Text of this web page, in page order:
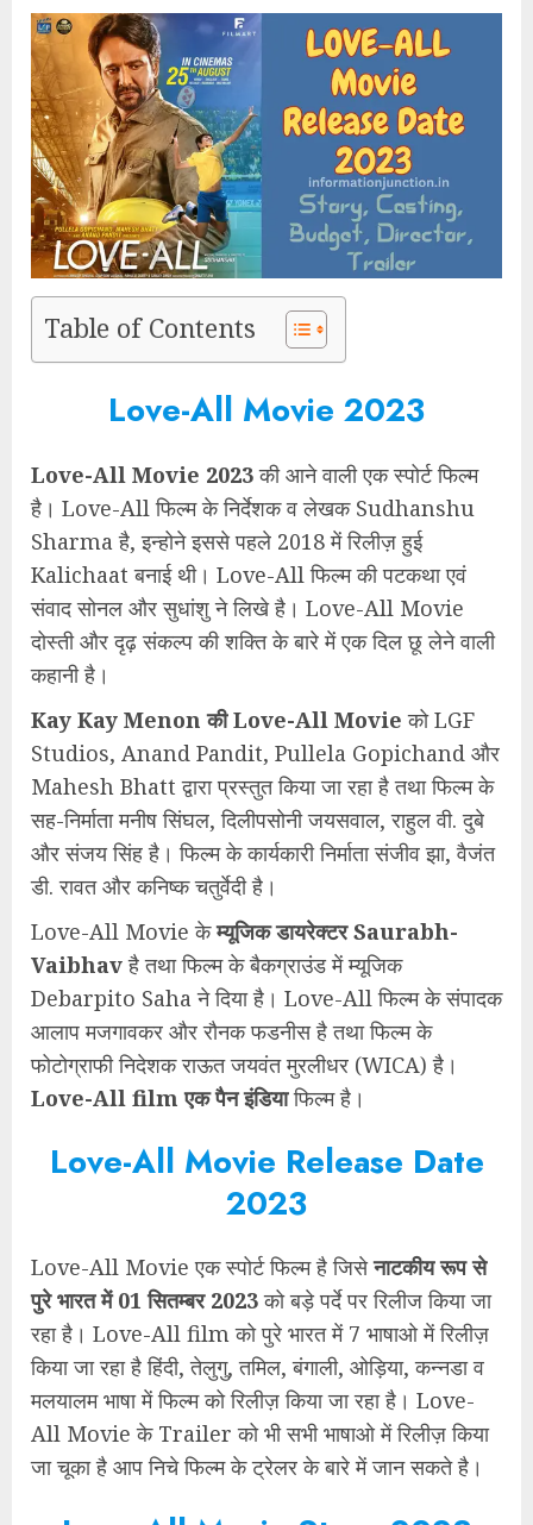
Table of Contents
Love-All Movie 2023
Love-All Movie 2023की आने वाली एक स्पोर्ट फिल्म
है। Love-All फिल्म के निर्देशक व लेखक Sudhanshu
Sharma है, इन्होने इससे पहले 2018 में रिलीज़ हुई
Kalichaat बनाई थी। Love-All फिल्म की पटकथा एवं
संवाद सोनल और सुधांशु ने लिखे है। Love-All Movie
दोस्ती और दृढ़ संकल्प की शक्ति के बारे में एक दिल छू लेने वाली
कहानी है।
Kay Kay Menon की Love-All Movie को LGF
Studios, Anand Pandit, Pullela Gopichand और
Mahesh Bhatt द्वारा प्रस्तुत किया जा रहा है तथा फिल्म के
सह-निर्माता मनीष सिंघल, दिलीपसोनी जयसवाल, राहुल वी. दुबे
और संजय सिंह है। फिल्म के कार्यकारी निर्माता संजीव झा, वैजंत
डी. रावत और कनिष्क चतुर्वेदी है।
Love-All Movie केम्यूजिक डायरेक्टर Saurabh-
Vaibhavहै तथा फिल्म के बैकग्राउंड में म्यूजिक
Debarpito Saha ने दिया है। Love-All फिल्म के संपादक
आलाप मजगावकर और रौनक फडनीस है तथा फिल्म के
फोटोग्राफी निदेशक राऊत जयवंत मुरलीधर (WICA) है।
Love-All film एक पैन इंडियाफिल्म है।
Love-All Movie Release Date
2023
Love-All Movie एक स्पोर्ट फिल्म है जिसेनाटकीय रूप से
पुरे भारत में 01 सितम्बर 2023को बड़े पर्दे पर रिलीज किया जा
रहा है। Love-All film को पुरे भारत में 7 भाषाओ में रिलीज़
किया जा रहा है हिंदी, तेलुगु, तमिल, बंगाली, ओड़िया, कन्नडा व
मलयालम भाषा में फिल्म को रिलीज़ किया जा रहा है। Love-
All Movie के Trailer को भी सभी भाषाओ में रिलीज़ किया
जा चूका है आप निचे फिल्म के ट्रेलर के बारे में जान सकते है।